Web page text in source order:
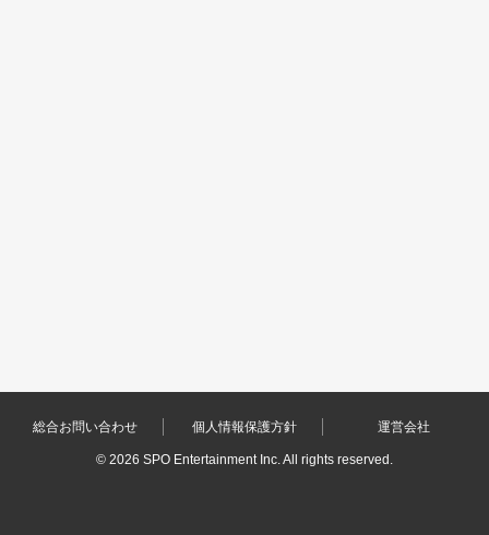
総合お問い合わせ 個人情報保護方針 運営会社
© 2026 SPO Entertainment Inc. All rights reserved.